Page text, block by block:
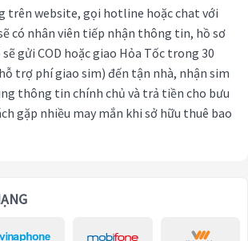
trên website, gọi hotline hoặc chat với
có nhân viên tiếp nhận thông tin, hồ sơ
gửi COD hoặc giao Hỏa Tốc trong 30
trợ phí giao sim) đến tận nhà, nhận sim
thông tin chính chủ và trả tiền cho bưu
gặp nhiều may mắn khi sở hữu thuê bao